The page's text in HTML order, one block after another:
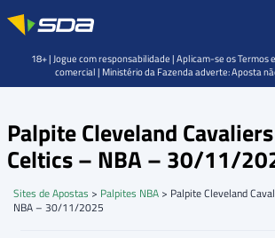
Palpite Cleveland
Celtics – NBA – 30/11/
Sites de Apostas > Palpites NBA > Palpite Cleveland
NBA – 30/11/2025
18+ | Jogue com responsabilidade | Aplicam-se os Termos
comercial | Ministério da Fazenda adverte: Aposta